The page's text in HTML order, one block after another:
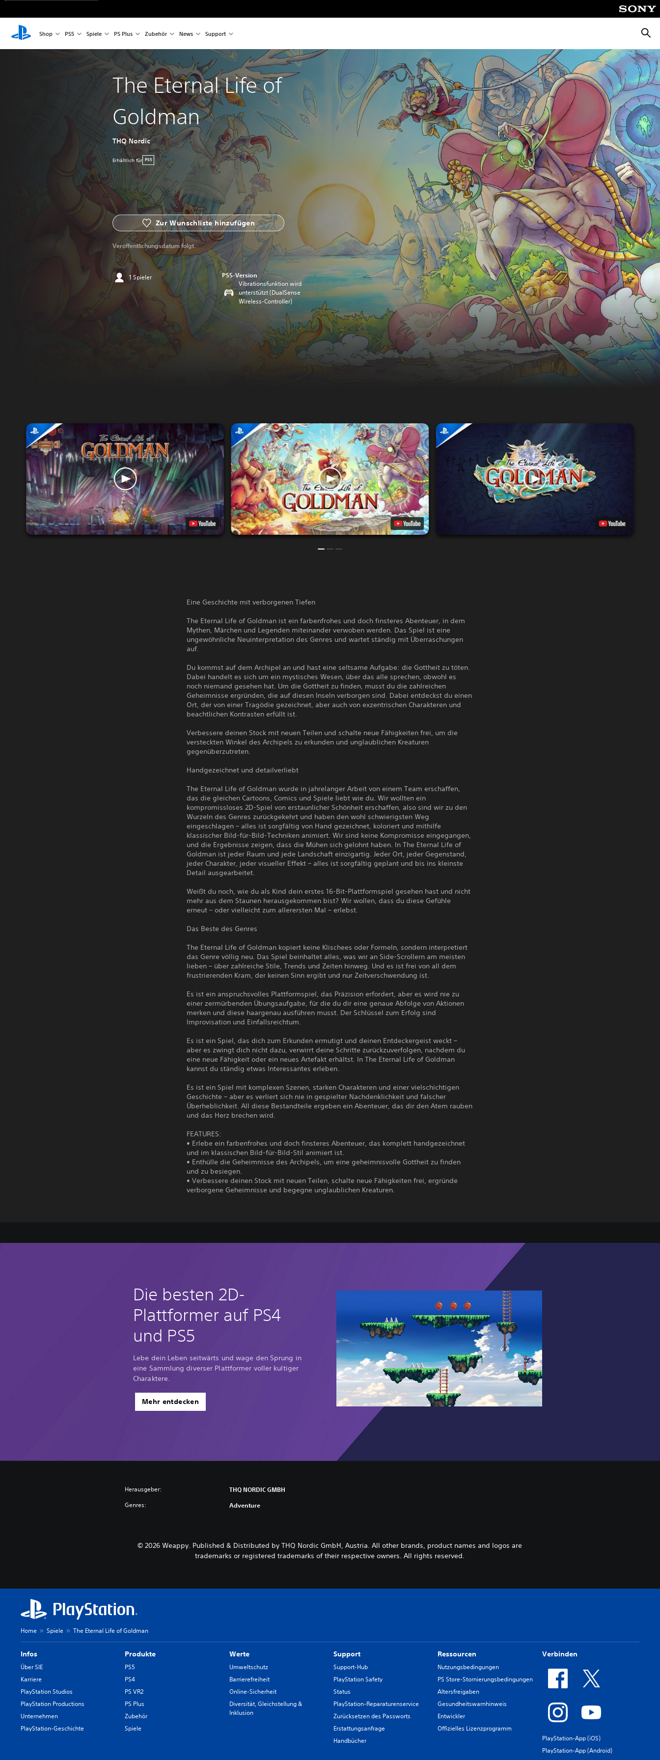
Shop PS5 Spiele PS Plus Zubehör News Support
The Eternal Life of
Goldman
THQ Nordic
Erhältlich für PS5
Zur Wunschliste hinzufügen
Veröffentlichungsdatum folgt.
1 Spieler PS5-Version
Vibrationsfunktion wird
unterstützt (DualSense
Wireless-Controller)
Eine Geschichte mit verborgenen Tiefen
The Eternal Life of Goldman ist ein farbenfrohes und doch finsteres Abenteuer, in dem
Mythen, Märchen und Legenden miteinander verwoben werden. Das Spiel ist eine
ungewöhnliche Neuinterpretation des Genres und wartet ständig mit Überraschungen
auf.
Du kommst auf dem Archipel an und hast eine seltsame Aufgabe: die Gottheit zu töten.
Dabei handelt es sich um ein mystisches Wesen, über das alle sprechen, obwohl es
noch niemand gesehen hat. Um die Gottheit zu finden, musst du die zahlreichen
Geheimnisse ergründen, die auf diesen Inseln verborgen sind. Dabei entdeckst du einen
Ort, der von einer Tragödie gezeichnet, aber auch von exzentrischen Charakteren und
beachtlichen Kontrasten erfüllt ist.
Verbessere deinen Stock mit neuen Teilen und schalte neue Fähigkeiten frei, um die
versteckten Winkel des Archipels zu erkunden und unglaublichen Kreaturen
gegenüberzutreten.
Handgezeichnet und detailverliebt
The Eternal Life of Goldman wurde in jahrelanger Arbeit von einem Team erschaffen,
das die gleichen Cartoons, Comics und Spiele liebt wie du. Wir wollten ein
kompromissloses 2D-Spiel von erstaunlicher Schönheit erschaffen, also sind wir zu den
Wurzeln des Genres zurückgekehrt und haben den wohl schwierigsten Weg
eingeschlagen – alles ist sorgfältig von Hand gezeichnet, koloriert und mithilfe
klassischer Bild-für-Bild-Techniken animiert. Wir sind keine Kompromisse eingegangen,
und die Ergebnisse zeigen, dass die Mühen sich gelohnt haben. In The Eternal Life of
Goldman ist jeder Raum und jede Landschaft einzigartig. Jeder Ort, jeder Gegenstand,
jeder Charakter, jeder visueller Effekt – alles ist sorgfältig geplant und bis ins kleinste
Detail ausgearbeitet.
Weißt du noch, wie du als Kind dein erstes 16-Bit-Plattformspiel gesehen hast und nicht
mehr aus dem Staunen herausgekommen bist? Wir wollen, dass du diese Gefühle
erneut – oder vielleicht zum allerersten Mal – erlebst.
Das Beste des Genres
The Eternal Life of Goldman kopiert keine Klischees oder Formeln, sondern interpretiert
das Genre völlig neu. Das Spiel beinhaltet alles, was wir an Side-Scrollern am meisten
lieben – über zahlreiche Stile, Trends und Zeiten hinweg. Und es ist frei von all dem
frustrierenden Kram, der keinen Sinn ergibt und nur Zeitverschwendung ist.
Es ist ein anspruchsvolles Plattformspiel, das Präzision erfordert, aber es wird nie zu
einer zermürbenden Übungsaufgabe, für die du dir eine genaue Abfolge von Aktionen
merken und diese haargenau ausführen musst. Der Schlüssel zum Erfolg sind
Improvisation und Einfallsreichtum.
Es ist ein Spiel, das dich zum Erkunden ermutigt und deinen Entdeckergeist weckt –
aber es zwingt dich nicht dazu, verwirrt deine Schritte zurückzuverfolgen, nachdem du
eine neue Fähigkeit oder ein neues Artefakt erhältst. In The Eternal Life of Goldman
kannst du ständig etwas Interessantes erleben.
Es ist ein Spiel mit komplexen Szenen, starken Charakteren und einer vielschichtigen
Geschichte – aber es verliert sich nie in gespielter Nachdenklichkeit und falscher
Überheblichkeit. All diese Bestandteile ergeben ein Abenteuer, das dir den Atem rauben
und das Herz brechen wird.
FEATURES:
• Erlebe ein farbenfrohes und doch finsteres Abenteuer, das komplett handgezeichnet
und im klassischen Bild-für-Bild-Stil animiert ist.
• Enthülle die Geheimnisse des Archipels, um eine geheimnisvolle Gottheit zu finden
und zu besiegen.
• Verbessere deinen Stock mit neuen Teilen, schalte neue Fähigkeiten frei, ergründe
verborgene Geheimnisse und begegne unglaublichen Kreaturen.
Die besten 2D-
Plattformer auf PS4
und PS5
Lebe dein Leben seitwärts und wage den Sprung in
eine Sammlung diverser Plattformer voller kultiger
Charaktere.
Mehr entdecken
Herausgeber: THQ NORDIC GMBH
Genres: Adventure
© 2026 Weappy. Published & Distributed by THQ Nordic GmbH, Austria. All other brands, product names and logos are
trademarks or registered trademarks of their respective owners. All rights reserved.
Home Spiele The Eternal Life of Goldman
Infos
Über SIE
Karriere
PlayStation Studios
PlayStation Productions
Unternehmen
PlayStation-Geschichte
Produkte
PS5
PS4
PS VR2
PS Plus
Zubehör
Spiele
Werte
Umweltschutz
Barrierefreiheit
Online-Sicherheit
Diversität, Gleichstellung &
Inklusion
Support
Support-Hub
PlayStation Safety
Status
PlayStation-Reparaturenservice
Zurücksetzen des Passworts
Erstattungsanfrage
Handbücher
Ressourcen
Nutzungsbedingungen
PS Store-Stornierungsbedingungen
Altersfreigaben
Gesundheitswarnhinweis
Entwickler
Offizielles Lizenzprogramm
Verbinden
PlayStation-App (iOS)
PlayStation-App (Android)